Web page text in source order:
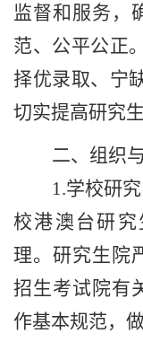
监督和服务，
范、公平公正
择优录取、宁
切实提高研究
二、组织
1.学校研
校港澳台研
理。研究生院
招生考试院有
作基本规范，